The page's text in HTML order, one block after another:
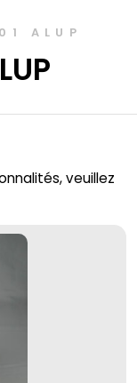
ALUP
veuillez